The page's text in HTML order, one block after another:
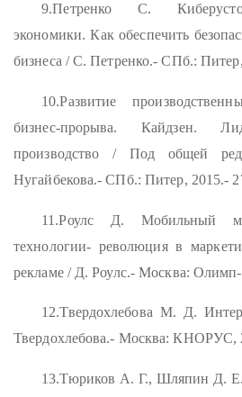
9.Петренко С.
экономики. Как обеспечить
бизнеса / С. Петренко.- СПб.:
10.Развитие
бизнес-прорыва. Кайдзен.
производство / Под общей
Нугайбекова.- СПб.: Питер, 2015.-
11.Роулс Д. Мобильный
технологии- революция в
рекламе / Д. Роулс.- Москва: Олимп-
12.Твердохлебова М. Д.
Твердохлебова.- Москва: КНОРУС,
13.Тюриков А. Г., Шляпин Д.